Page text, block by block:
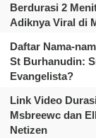
Berdurasi 2
Adiknya Viral di
Daftar Nama-
St Burhanudin:
Evangelista?
Link Video
Msbreewc dan
Netizen